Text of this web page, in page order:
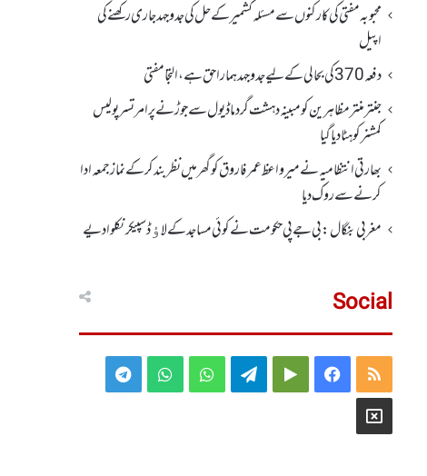
محبوبہ مفتی کی کارکنوں سے مسئلہ کشمیر کے حل کی جدوجہد جاری رکھنے کی
اپیل
دفعہ370کی بحالی کے لیے جدوجہد ہمارا حق ہے، التجا مفتی
جنتر منتر مظاہرین کو مبینہ دہشت گرد ماڈیول سے جوڑنے پر امرتسر پولیس
کمشنر کو ہٹا دیاگیا
بھارتی انتظامیہ نے میر واعظ عمر فاروق کو گھر میں نظر بندکر کے نماز جمعہ ادا
کرنے سے روک دیا
مغربی بنگال: بی جے پی حکومت نے کوئی مساجد کے لاﺅڈ سپیکر نکلوا دیے
Social
RSS
Facebook
Google
Telegram
WhatsApp
WhatsApp
Telegram
X